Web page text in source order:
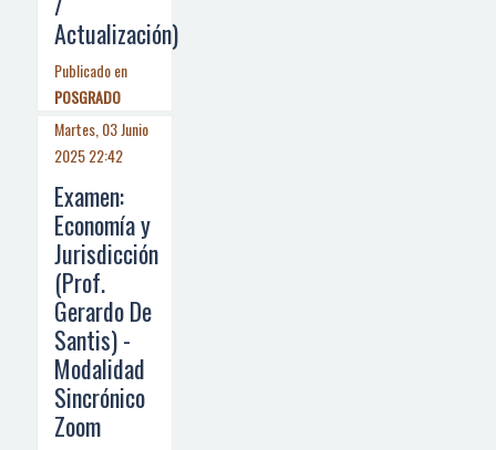
Actualización)
Publicado en
POSGRADO
Martes, 03 Junio
2025 22:42
Examen:
Economía y
Jurisdicción
(Prof.
Gerardo De
Santis) -
Modalidad
Sincrónico
Zoom